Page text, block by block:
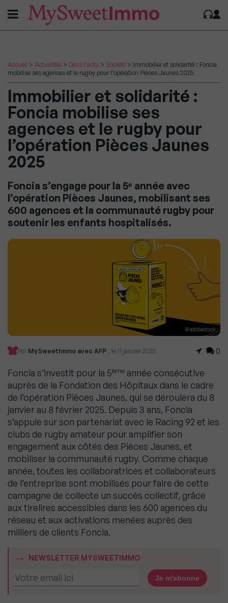
Accueil > Actualités > Dans l'actu > Société > Immobilier et solidarité : Foncia
mobilise ses agences et le rugby pour l’opération Pièces Jaunes 2025
Immobilier et solidarité :
Foncia mobilise ses
agences et le rugby pour
l’opération Pièces Jaunes
2025
Foncia s’engage pour la 5ᵉ année avec
l’opération Pièces Jaunes, mobilisant ses
600 agences et la communauté rugby pour
soutenir les enfants hospitalisés.
© adobestock
Par MySweetImmo avec AFP , le 11 janvier 2025 0
Foncia s’investit pour la 5ème année consécutive
auprès de la Fondation des Hôpitaux dans le cadre
de l’opération Pièces Jaunes, qui se déroulera du 8
janvier au 8 février 2025. Depuis 3 ans, Foncia
s’appuie sur son partenariat avec le Racing 92 et les
clubs de rugby amateur pour amplifier son
engagement aux côtés des Pièces Jaunes, et
mobiliser la communauté rugby. Comme chaque
année, toutes les collaboratrices et collaborateurs
de l’entreprise sont mobilisés pour faire de cette
campagne de collecte un succès collectif, grâce
aux tirelires accessibles dans les 600 agences du
réseau et aux activations menées auprès des
milliers de clients Foncia.
NEWSLETTER MYSWEETIMMO